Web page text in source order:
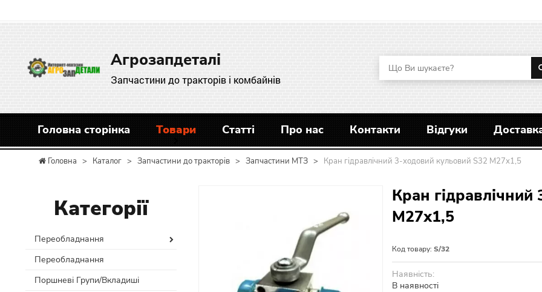
Агрозапдеталі
Запчастини до тракторів і комбайнів
Головна сторінка Товари Статті Про нас Контакти Відгуки
Головна > Каталог > Запчастини до тракторів > Запчастини МТЗ > Кран гідравлічний 3-ходовий кульовий S32 М27х1,5
Кран
М27х1,5
Код товару: S/32
Наявність:
В наявності
Категорії
Переобладнання
Переобладнання
Поршневі Групи/Вкладиші